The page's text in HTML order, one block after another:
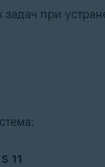
/ Pro / Enterprise
при
11